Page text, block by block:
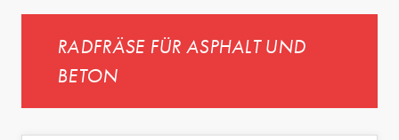
RADFRÄSE FÜR ASPHALT UND
BETON